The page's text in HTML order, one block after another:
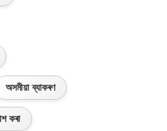
অসমীয়া ব্যাকৰণ
কৰা